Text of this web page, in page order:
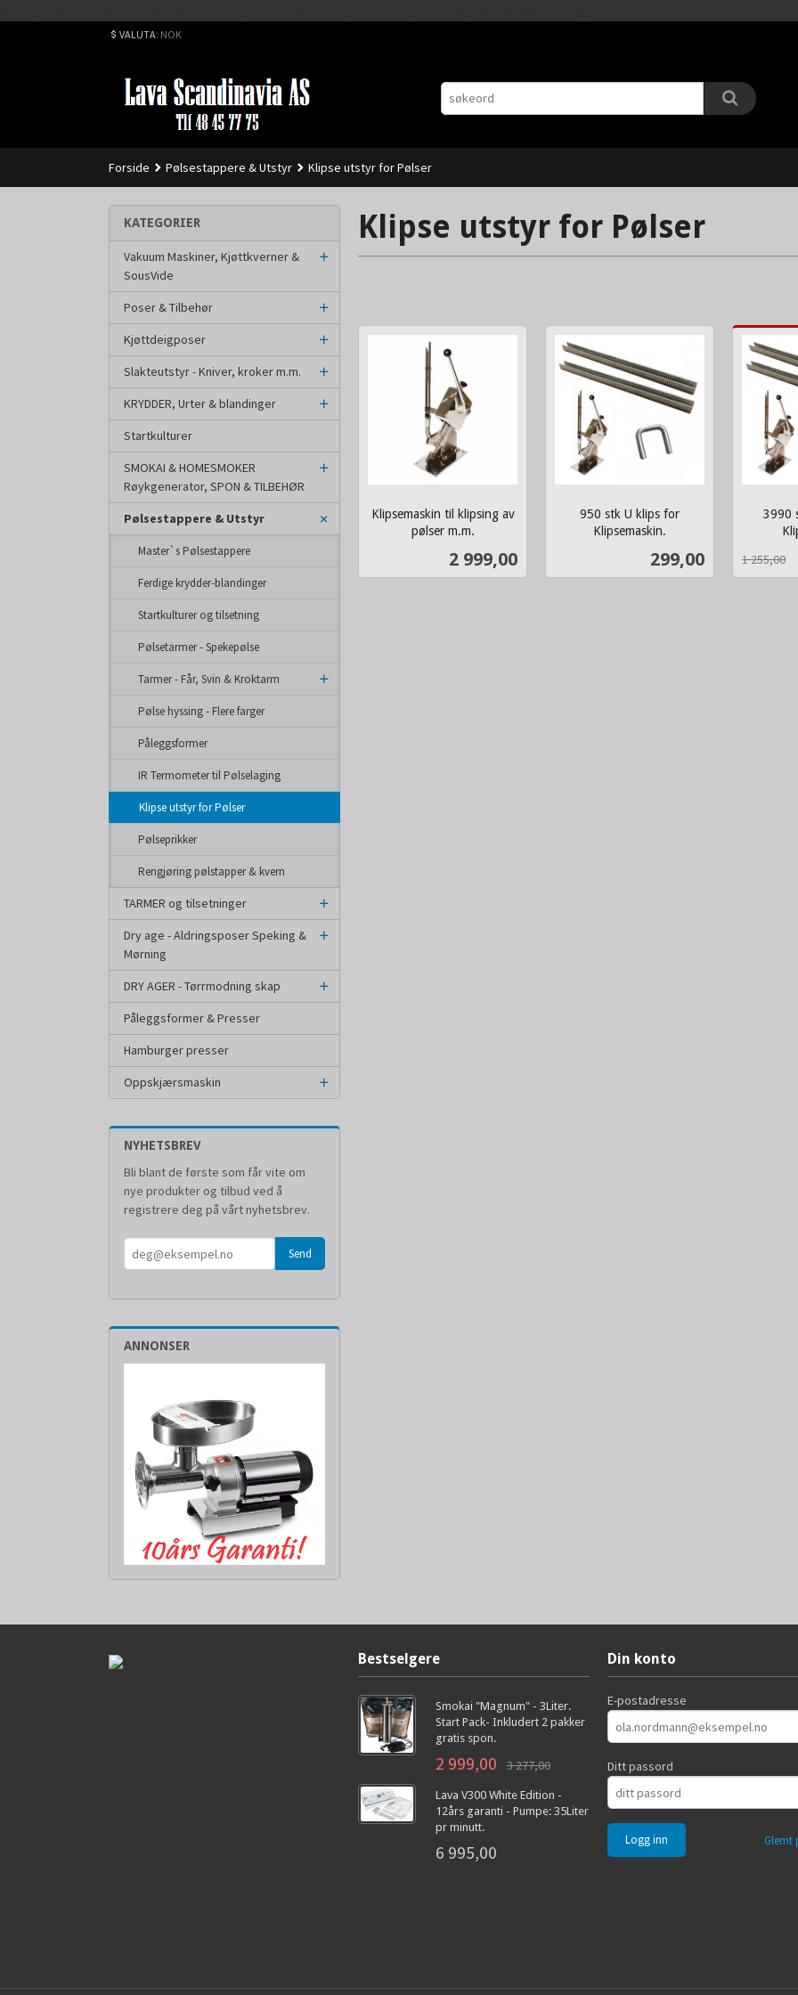
VALUTA: NOK
Forside Pølsestappere & Utstyr Klipse utstyr for Pølser
Klipse utstyr for Pølser
Klipsemaskin til klipsing av
pølser m.m.
Pris
2 999,00
950 stk U klips for
Klipsemaskin.
Pris
299,00
3990
1 255,00
mva.
KATEGORIER
Vakuum Maskiner, Kjøttkverner &
SousVide
Poser & Tilbehør
Kjøttdeigposer
Slakteutstyr - Kniver, kroker m.m.
KRYDDER, Urter & blandinger
Startkulturer
SMOKAI & HOMESMOKER
Røykgenerator, SPON & TILBEHØR
Pølsestappere & Utstyr
Master`s Pølsestappere
Ferdige krydder-blandinger
Startkulturer og tilsetning
Pølsetarmer - Spekepølse
Tarmer - Får, Svin & Kroktarm
Pølse hyssing - Flere farger
Påleggsformer
IR Termometer til Pølselaging
Klipse utstyr for Pølser
Pølseprikker
Rengjøring pølstapper & kvern
TARMER og tilsetninger
Dry age - Aldringsposer Speking &
Mørning
DRY AGER - Tørrmodning skap
Påleggsformer & Presser
Hamburger presser
Oppskjærsmaskin
NYHETSBREV
Bli blant de første som får vite om
nye produkter og tilbud ved å
registrere deg på vårt nyhetsbrev.
ANNONSER
Bestselgere
Smokai "Magnum" - 3Liter.
Start Pack- Inkludert 2 pakker
gratis spon.
2 999,00 3 277,00
Lava V300 White Edition -
12års garanti - Pumpe: 35Liter
pr minutt.
6 995,00
Din konto
E-postadresse
Ditt passord
Glemt